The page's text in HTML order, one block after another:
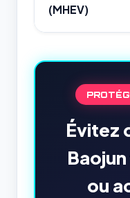
(MHEV)
Évitez
ou